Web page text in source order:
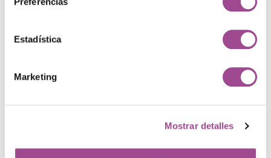
Estadística
Marketing
Mostrar detalles
Descubre algunos de nuestros proyectos en
clave para garantizar velocidad, estabilidad y
correcto funcionamiento de los sitios web en
el día a día, incluso en momentos de mayor